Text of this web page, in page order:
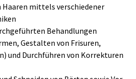
Haaren mittels verschiedener
Behandlungen
Gestalten von Frisuren,
und Durchführen von Korrekturen